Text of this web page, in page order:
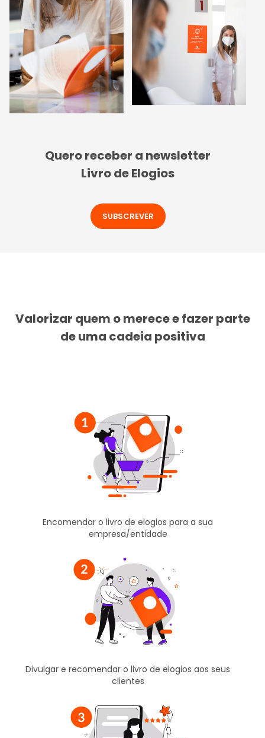
Quero receber a newsletter
Livro de Elogios
SUBSCREVER
Valorizar quem o merece e fazer parte
de uma cadeia positiva
Encomendar o livro de elogios para a sua
empresa/entidade
Divulgar e recomendar o livro de elogios aos seus
clientes